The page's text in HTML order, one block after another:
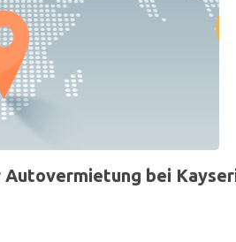
Autovermietung bei